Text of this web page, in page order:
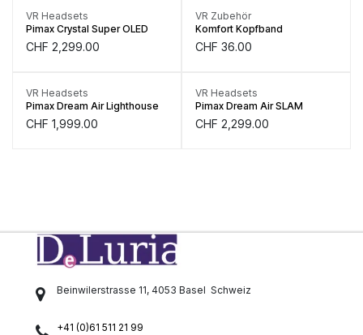
Vorbestellung
VR Headsets
Pimax Crystal Super OLED
CHF 2,299.00
VR Zubehör
Komfort Kopfband
CHF 36.00
VR Headsets
Pimax Dream Air Lighthouse
CHF 1,999.00
VR Headsets
Pimax Dream Air SLAM
CHF 2,299.00
Beinwilerstrasse 11, 4053 Basel Schweiz
+41 (0)61 511 21 99